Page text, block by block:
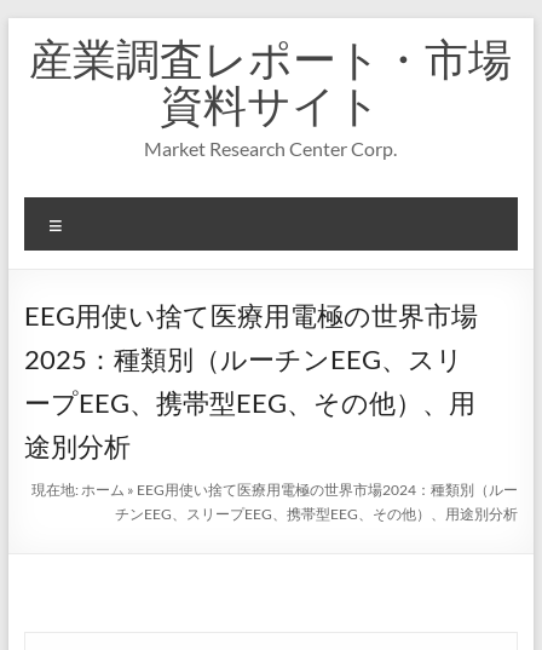
キ
プ
産業調査レポート・市場
資料サイト
Market Research Center Corp.
ニ
ー
EEG用使い捨て医療用電極の世界市場
2025：種類別（ルーチンEEG、スリ
ープEEG、携帯型EEG、その他）、用
途別分析
現在地:ホーム » EEG用使い捨て医療用電極の世界市場2024：種類別（ルー
チンEEG、スリープEEG、携帯型EEG、その他）、用途別分析